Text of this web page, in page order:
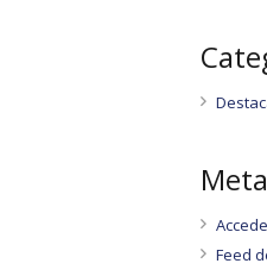
Meta
Feed